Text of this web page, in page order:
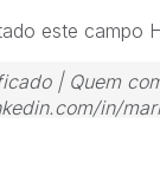
este campo
| Quem
in/